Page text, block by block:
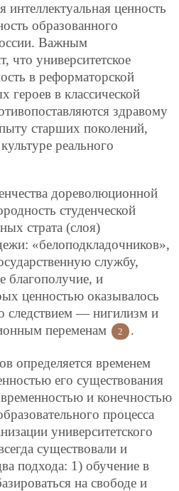
интеллектуальная ценность
образованного
Важным
что университетское
в реформаторской
героев в классической
здравому
старших поколений,
реального
дореволюционной
студенческой
страта (слоя)
«белоподкладочников»,
службу,
благополучие, и
ценностью оказывалось
следствием — нигилизм и
переменам
2 .
определяется временем
его существования
и конечностью
процесса
университетского
существовали и
подхода: 1) обучение в
на свободе и